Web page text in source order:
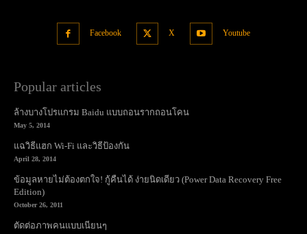
Facebook X Youtube
Popular articles
ล้างบางโปรแกรม Baidu แบบถอนรากถอนโคน
May 5, 2014
แฉวิธีแฮก Wi-Fi และวิธีป้องกัน
April 28, 2014
ข้อมูลหายไม่ต้องตกใจ! กู้คืนได้ ง่ายนิดเดียว (Power Data Recovery Free
Edition)
October 26, 2011
ตัดต่อภาพคนแบบเนียนๆ